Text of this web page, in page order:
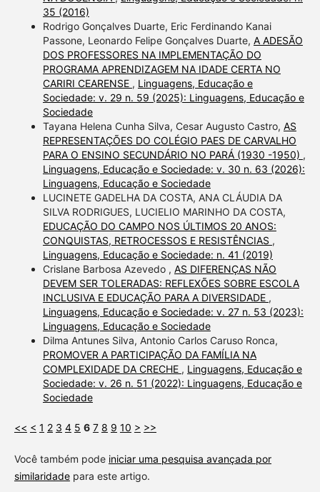
35 (2016)
Rodrigo Gonçalves Duarte, Eric Ferdinando Kanai
Passone, Leonardo Felipe Gonçalves Duarte, A ADESÃO
DOS PROFESSORES NA IMPLEMENTAÇÃO DO
PROGRAMA APRENDIZAGEM NA IDADE CERTA NO
CARIRI CEARENSE , Linguagens, Educação e
Sociedade: v. 29 n. 59 (2025): Linguagens, Educação e
Sociedade
Tayana Helena Cunha Silva, Cesar Augusto Castro, AS
REPRESENTAÇÕES DO COLÉGIO PAES DE CARVALHO
PARA O ENSINO SECUNDÁRIO NO PARÁ (1930 -1950) ,
Linguagens, Educação e Sociedade: v. 30 n. 63 (2026):
Linguagens, Educação e Sociedade
LUCINETE GADELHA DA COSTA, ANA CLÁUDIA DA
SILVA RODRIGUES, LUCIELIO MARINHO DA COSTA,
EDUCAÇÃO DO CAMPO NOS ÚLTIMOS 20 ANOS:
CONQUISTAS, RETROCESSOS E RESISTÊNCIAS ,
Linguagens, Educação e Sociedade: n. 41 (2019)
Crislane Barbosa Azevedo , AS DIFERENÇAS NÃO
DEVEM SER TOLERADAS: REFLEXÕES SOBRE ESCOLA
INCLUSIVA E EDUCAÇÃO PARA A DIVERSIDADE ,
Linguagens, Educação e Sociedade: v. 27 n. 53 (2023):
Linguagens, Educação e Sociedade
Dilma Antunes Silva, Antonio Carlos Caruso Ronca,
PROMOVER A PARTICIPAÇÃO DA FAMÍLIA NA
COMPLEXIDADE DA CRECHE , Linguagens, Educação e
Sociedade: v. 26 n. 51 (2022): Linguagens, Educação e
Sociedade
<< < 1 2 3 4 5 6 7 8 9 10 > >>
Você também pode iniciar uma pesquisa avançada por
similaridadepara este artigo.